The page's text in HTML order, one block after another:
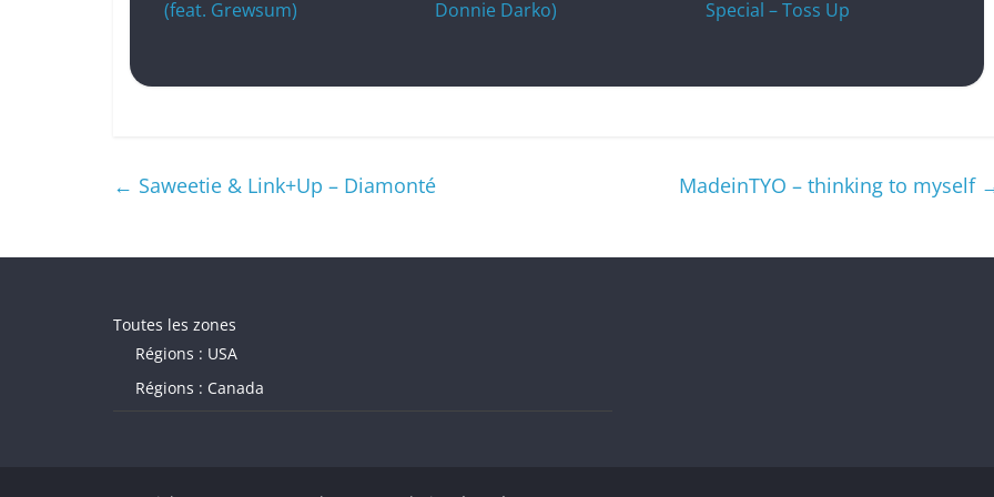
(feat. Grewsum) Donnie Darko) Special – Toss Up
← Saweetie & Link+Up – Diamonté MadeinTYO – thinking to myself
Toutes les zones
Régions : USA
Régions : Canada